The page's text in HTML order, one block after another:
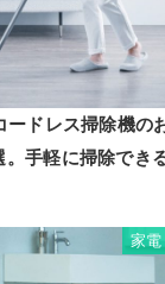
ードレス掃除機の
。手軽に掃除でき
家電